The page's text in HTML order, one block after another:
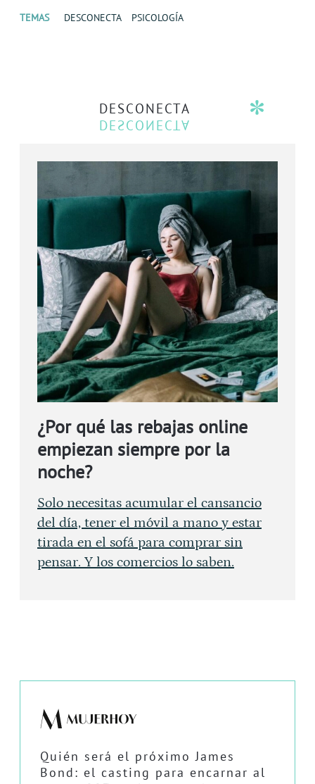
TEMAS DESCONECTA PSICOLOGÍA
DESCONECTA
¿Por qué las rebajas online
empiezan siempre por la
noche?
Solo necesitas acumular el cansancio
del día, tener el móvil a mano y estar
tirada en el sofá para comprar sin
pensar. Y los comercios lo saben.
Quién será el próximo James
Bond: el casting para encarnar al